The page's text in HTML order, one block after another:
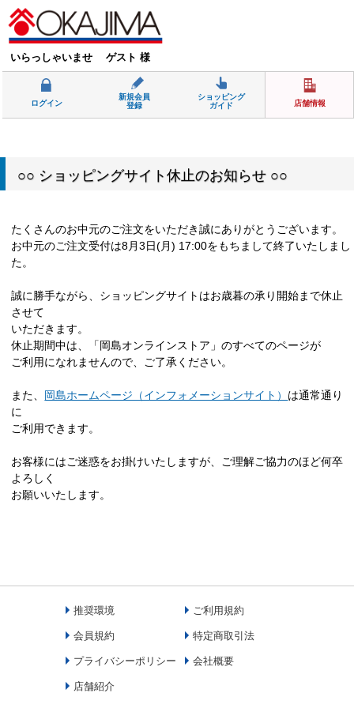
いらっしゃいませ ゲスト 様
ログイン
新規会員
登録
ショッピング
ガイド
店舗情報
○○ ショッピングサイト休止のお知らせ ○○
たくさんのお中元のご注文をいただき誠にありがとうございます。
お中元のご注文受付は8月3日(月) 17:00をもちまして終了いたしまし
た。
誠に勝手ながら、ショッピングサイトはお歳暮の承り開始まで休止
させて
いただきます。
休止期間中は、「岡島オンラインストア」のすべてのページが
ご利用になれませんので、ご了承ください。
また、 岡島ホームページ（インフォメーションサイト） は通常通り
に
ご利用できます。
お客様にはご迷惑をお掛けいたしますが、ご理解ご協力のほど何卒
よろしく
お願いいたします。
推奨環境 ご利用規約
会員規約 特定商取引法
プライバシーポリシー 会社概要
店舗紹介